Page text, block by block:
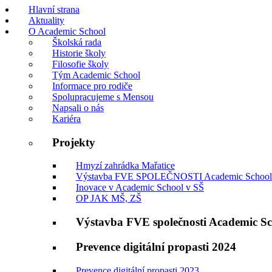
Hlavní strana
Aktuality
O Academic School
Školská rada
Historie školy
Filosofie školy
Tým Academic School
Informace pro rodiče
Spolupracujeme s Mensou
Napsali o nás
Kariéra
Projekty
Hmyzí zahrádka Mařatice
Výstavba FVE SPOLEČNOSTI Academic School
Inovace v Academic School v SŠ
OP JAK MŠ, ZŠ
Výstavba FVE společnosti Academic
Prevence digitální propasti 2024